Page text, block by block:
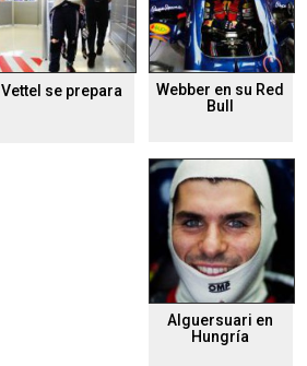
Vettel se prepara
Webber en su Red
Bull
Alguersuari en
Hungría